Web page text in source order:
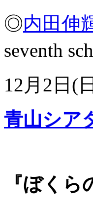
◎内田伸
seventh
12月2日(
青山シア
『ぼく